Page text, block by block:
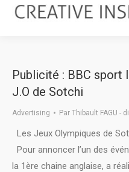
Publicité : BBC sport
J.O de Sotchi
Advertising Par Thibault FAGU -
Les Jeux Olympiques de
Pour annoncer l’un des
la 1ère chaine anglaise, a